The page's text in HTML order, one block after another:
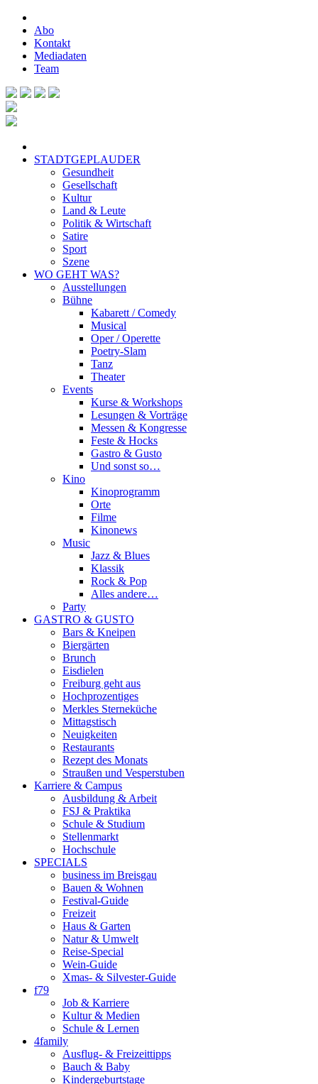
Abo
Kontakt
Mediadaten
Team
STADTGEPLAUDER
Gesundheit
Gesellschaft
Kultur
Land & Leute
Politik & Wirtschaft
Satire
Sport
Szene
WO GEHT WAS?
Ausstellungen
Bühne
Kabarett / Comedy
Musical
Oper / Operette
Poetry-Slam
Tanz
Theater
Events
Kurse & Workshops
Lesungen & Vorträge
Messen & Kongresse
Feste & Hocks
Gastro & Gusto
Und sonst so…
Kino
Kinoprogramm
Orte
Filme
Kinonews
Music
Jazz & Blues
Klassik
Rock & Pop
Alles andere…
Party
GASTRO & GUSTO
Bars & Kneipen
Biergärten
Brunch
Eisdielen
Freiburg geht aus
Hochprozentiges
Merkles Sterneküche
Mittagstisch
Neuigkeiten
Restaurants
Rezept des Monats
Straußen und Vesperstuben
Karriere & Campus
Ausbildung & Arbeit
FSJ & Praktika
Schule & Studium
Stellenmarkt
Hochschule
SPECIALS
business im Breisgau
Bauen & Wohnen
Festival-Guide
Freizeit
Haus & Garten
Natur & Umwelt
Reise-Special
Wein-Guide
Xmas- & Silvester-Guide
f79
Job & Karriere
Kultur & Medien
Schule & Lernen
4family
Ausflug- & Freizeittipps
Bauch & Baby
Kindergeburtstage